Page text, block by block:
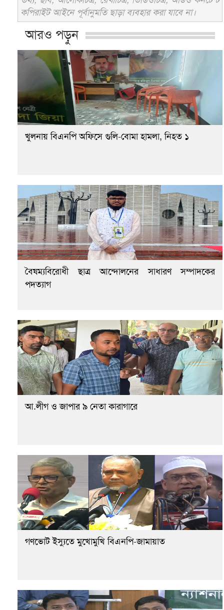
কপিরাইট আইনে পূর্বানুমতি ছাড়া ব্যবহার করা যাবে না।
আরও পড়ুন
খুলনায় বিএনপি অফিসে গুলি-বোমা হামলা, নিহত ১
বৈষম্যবিরোধী ছাত্র আন্দোলনের সাধারণ সম্পাদকের
পদত্যাগ
আ.লীগ ও জাপার ৯ নেতা কারাগারে
গণভোট ইস্যুতে মুখোমুখি বিএনপি-জামায়াত